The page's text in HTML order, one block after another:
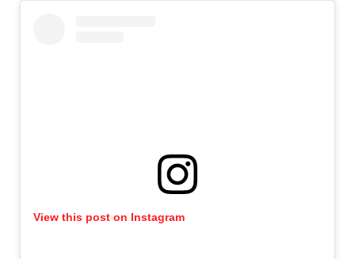
View this post on Instagram